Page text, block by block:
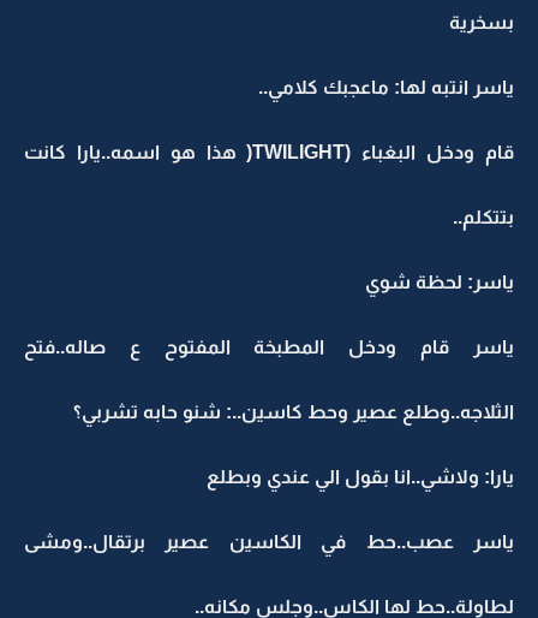
بسخرية
ياسر انتبه لها: ماعجبك كلامي..
قام ودخل البغباء (TWILIGHT( هذا هو اسمه..يارا كانت
بتتكلم..
ياسر: لحظة شوي
ياسر قام ودخل المطبخة المفتوح ع صاله..فتح
الثلاجه..وطلع عصير وحط كاسين..: شنو حابه تشربي؟
يارا: ولاشي..انا بقول الي عندي وبطلع
ياسر عصب..حط في الكاسين عصير برتقال..ومشى
لطاولة..حط لها الكاس..وجلس مكانه..